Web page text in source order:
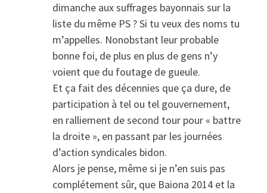
dimanche aux suffrages bayonnais sur la
liste du même PS ? Si tu veux des noms tu
m’appelles. Nonobstant leur probable
bonne foi, de plus en plus de gens n’y
voient que du foutage de gueule.
Et ça fait des décennies que ça dure, de
participation à tel ou tel gouvernement,
en ralliement de second tour pour « battre
la droite », en passant par les journées
d’action syndicales bidon.
Alors je pense, même si je n’en suis pas
complétement sûr, que Baiona 2014 et la